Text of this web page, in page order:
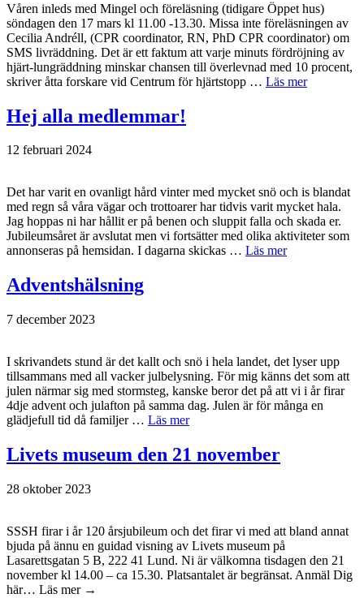
Våren inleds med Mingel och föreläsning (tidigare Öppet hus)
söndagen den 17 mars kl 11.00 -13.30. Missa inte föreläsningen av
Cecilia Andréll, (CPR coordinator, RN, PhD CPR coordinator) om
SMS livräddning. Det är ett faktum att varje minuts fördröjning av
hjärt-lungräddning minskar chansen till överlevnad med 10 procent,
skriver åtta forskare vid Centrum för hjärtstopp … Läs mer
Hej alla medlemmar!
12 februari 2024
Det har varit en ovanligt hård vinter med mycket snö och is blandat
med regn så våra vägar och trottoarer har tidvis varit mycket hala.
Jag hoppas ni har hållit er på benen och sluppit falla och skada er.
Jubileumsåret är avslutat men vi fortsätter med olika aktiviteter som
annonseras på hemsidan. I dagarna skickas … Läs mer
Adventshälsning
7 december 2023
I skrivandets stund är det kallt och snö i hela landet, det lyser upp
tillsammans med all vacker julbelysning. För mig känns det som att
julen närmar sig med stormsteg, kanske beror det på att vi i år firar
4dje advent och julafton på samma dag. Julen är för många en
glädjefull tid då familjer … Läs mer
Livets museum den 21 november
28 oktober 2023
SSSH firar i år 120 årsjubileum och det firar vi med att bland annat
bjuda på ännu en guidad visning av Livets museum på
Lasarettsgatan 5 B, 222 41 Lund. Ni är välkomna tisdagen den 21
november kl 14.00 – ca 15.30. Platsantalet är begränsat. Anmäl Dig
här… Läs mer →